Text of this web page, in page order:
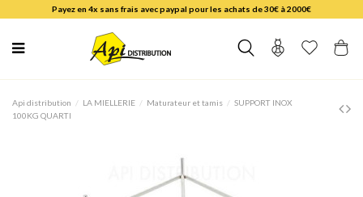
Payez en 4x sans frais avec paypal pour les achats de 30€ à 2000€
Api distribution LA MIELLERIE Maturateur et tamis
SUPPORT INOX
100KG QUARTI